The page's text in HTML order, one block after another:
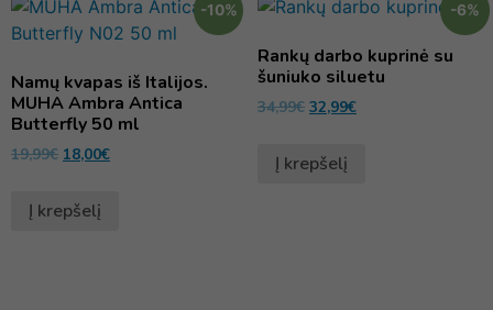
-10%
Namų kvapas iš Italijos.
MUHA Ambra Antica
Butterfly 50 ml
19,99€ 18,00€
Į krepšelį
-6%
Rankų darbo kuprinė su
šuniuko siluetu
34,99€ 32,99€
Į krepšelį